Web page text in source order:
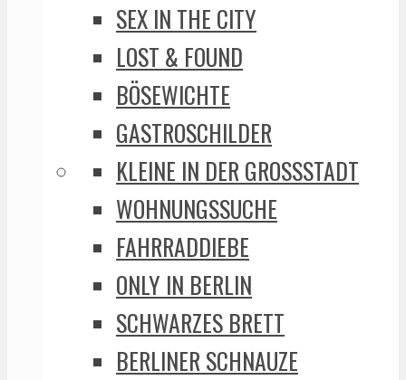
SEX IN THE CITY
LOST & FOUND
BÖSEWICHTE
GASTROSCHILDER
KLEINE IN DER GROSSSTADT
WOHNUNGSSUCHE
FAHRRADDIEBE
ONLY IN BERLIN
SCHWARZES BRETT
BERLINER SCHNAUZE